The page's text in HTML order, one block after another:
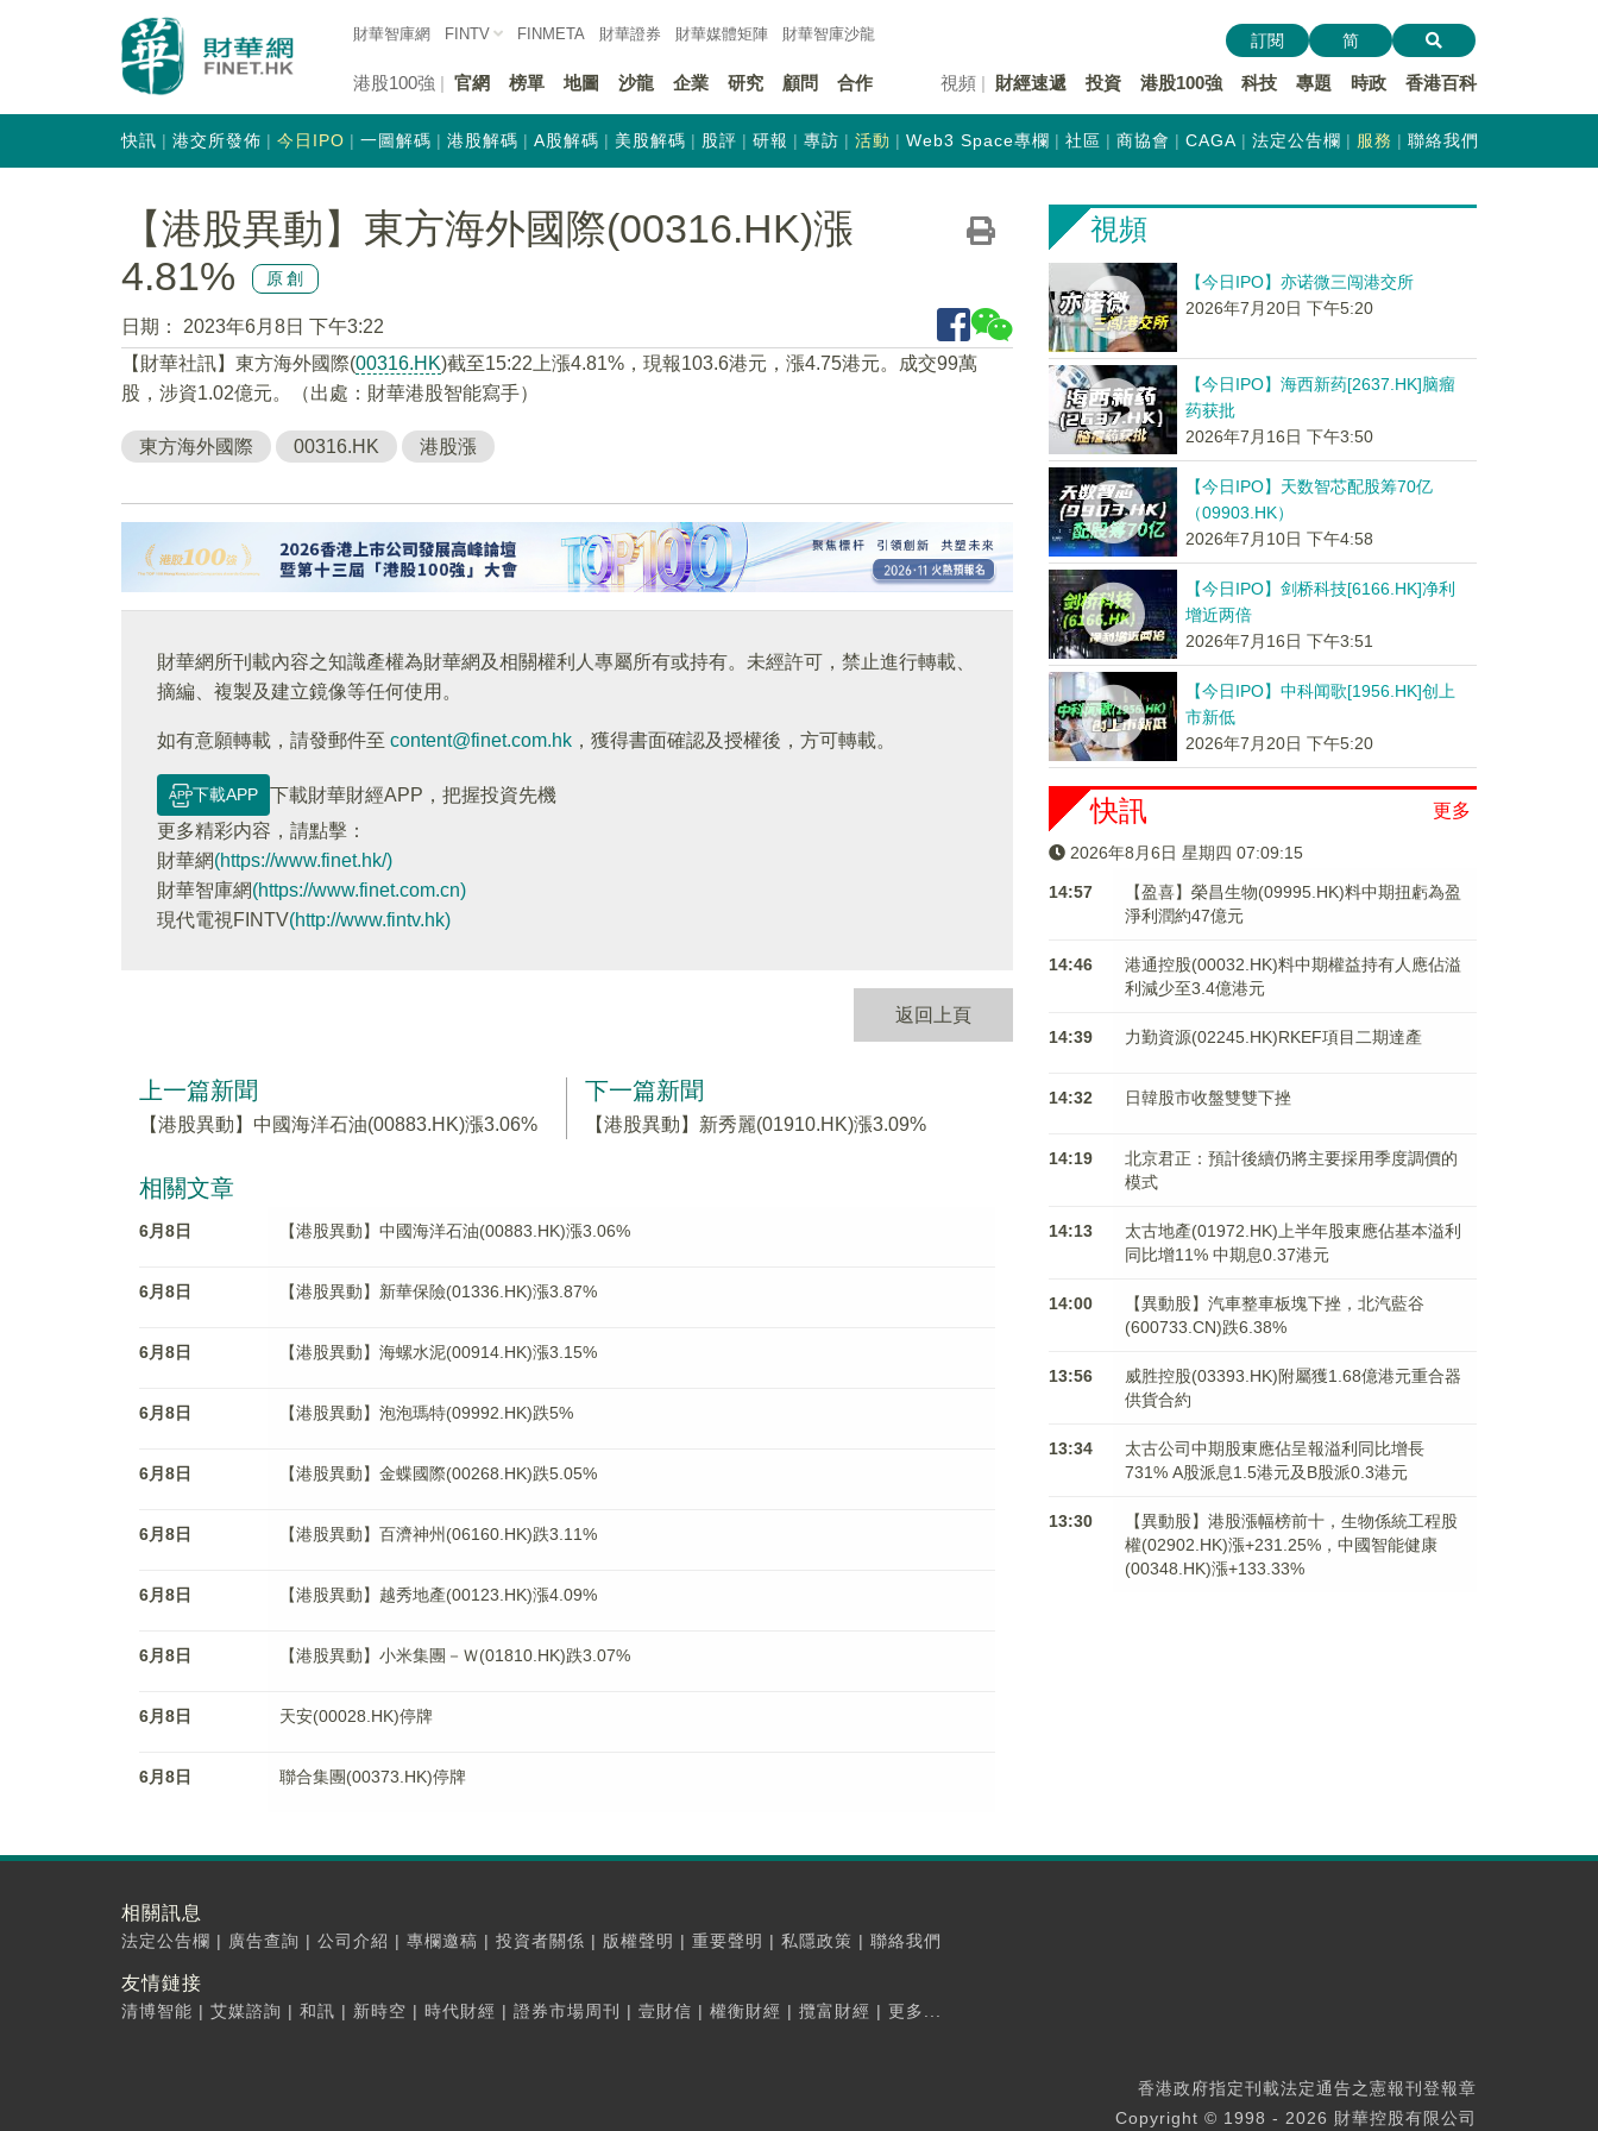
財華智庫網 FINTV FINMETA 財華證券 財華媒體矩陣 財華智庫沙龍
港股100強 官網 榜單 地圖 沙龍 企業 研究 顧問 合作 視頻 財經速遞 投資 港股100強 科技 專題 時政 香港百科
訂閱 简
快訊 港交所發佈 今日IPO 一圖解碼 港股解碼 A股解碼 美股解碼 股評 研報 專訪 活動 Web3 Space專欄 社區 商協會 CAGA 法定公告欄 服務 聯絡我們
【港股異動】東方海外國際(00316.HK)漲
4.81%
原創
日期：
2023年6月8日 下午3:22
【財華社訊】東方海外國際(00316.HK)截至15:22上漲4.81%，現報103.6港元，漲4.75港元。成交99萬
股，涉資1.02億元。（出處：財華港股智能寫手）
東方海外國際 00316.HK 港股漲
財華網所刊載內容之知識產權為財華網及相關權利人專屬所有或持有。未經許可，禁止進行轉載、
摘編、複製及建立鏡像等任何使用。
如有意願轉載，請發郵件至 content@finet.com.hk ，獲得書面確認及授權後，方可轉載。
下載APP
下載財華財經APP，把握投資先機
更多精彩内容，請點擊：
財華網(https://www.finet.hk/)
財華智庫網(https://www.finet.com.cn)
現代電視FINTV(http://www.fintv.hk)
返回上頁
上一篇新聞
【港股異動】中國海洋石油(00883.HK)漲3.06%
下一篇新聞
【港股異動】新秀麗(01910.HK)漲3.09%
相關文章
6月8日 【港股異動】中國海洋石油(00883.HK)漲3.06%
6月8日 【港股異動】新華保險(01336.HK)漲3.87%
6月8日 【港股異動】海螺水泥(00914.HK)漲3.15%
6月8日 【港股異動】泡泡瑪特(09992.HK)跌5%
6月8日 【港股異動】金蝶國際(00268.HK)跌5.05%
6月8日 【港股異動】百濟神州(06160.HK)跌3.11%
6月8日 【港股異動】越秀地產(00123.HK)漲4.09%
6月8日 【港股異動】小米集團－Ｗ(01810.HK)跌3.07%
6月8日 天安(00028.HK)停牌
6月8日 聯合集團(00373.HK)停牌
視頻
【今日IPO】亦诺微三闯港交所
2026年7月20日 下午5:20
【今日IPO】海西新药[2637.HK]脑瘤
药获批
2026年7月16日 下午3:50
【今日IPO】天数智芯配股筹70亿
（09903.HK）
2026年7月10日 下午4:58
【今日IPO】剑桥科技[6166.HK]净利
增近两倍
2026年7月16日 下午3:51
【今日IPO】中科闻歌[1956.HK]创上
市新低
2026年7月20日 下午5:20
更多
快訊
2026年8月6日 星期四 07:09:15
14:57
【盈喜】榮昌生物(09995.HK)料中期扭虧為盈
淨利潤約47億元
14:46
港通控股(00032.HK)料中期權益持有人應佔溢
利減少至3.4億港元
14:39 力勤資源(02245.HK)RKEF項目二期達產
14:32 日韓股市收盤雙雙下挫
14:19
北京君正：預計後續仍將主要採用季度調價的
模式
14:13
太古地產(01972.HK)上半年股東應佔基本溢利
同比增11% 中期息0.37港元
14:00
【異動股】汽車整車板塊下挫，北汽藍谷
(600733.CN)跌6.38%
13:56
威胜控股(03393.HK)附屬獲1.68億港元重合器
供貨合約
13:34
太古公司中期股東應佔呈報溢利同比增長
731% A股派息1.5港元及B股派0.3港元
13:30
【異動股】港股漲幅榜前十，生物係統工程股
權(02902.HK)漲+231.25%，中國智能健康
(00348.HK)漲+133.33%
相關訊息
法定公告欄 | 廣告查詢 | 公司介紹 | 專欄邀稿 | 投資者關係 | 版權聲明 | 重要聲明 | 私隱政策 | 聯絡我們
友情鏈接
清博智能 | 艾媒諮詢 | 和訊 | 新時空 | 時代財經 | 證券市場周刊 | 壹財信 | 權衡財經 | 攬富財經 | 更多...
香港政府指定刊載法定通告之憲報刊登報章
Copyright © 1998 - 2026 財華控股有限公司